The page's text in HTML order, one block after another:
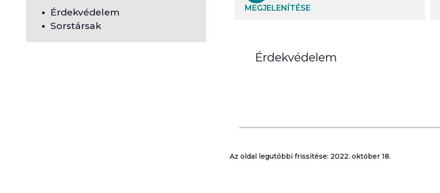
Érdekvédelem
Sorstársak
MEGJELENÍTÉSE
Érdekvédelem
Az oldal legutóbbi frissítése: 2022. október 18.